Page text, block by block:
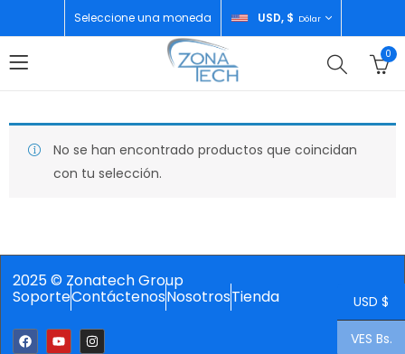
Seleccione una moneda USD, $ Dólar
0
No se han encontrado productos que coincidan
con tu selección.
2025 © Zonatech Group
SoporteContáctenosNosotrosTienda USD $
VES Bs.